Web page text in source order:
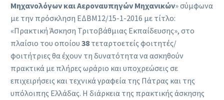
Μηχανολόγων και Αεροναυπηγών Μηχανικών» σύμφωνα
με την πρόσκληση ΕΔΒΜ12/15-1-2016 με τίτλο:
«Πρακτική Άσκηση Τριτοβάθμιας Εκπαίδευσης», στο
πλαίσιο του οποίου 38 τεταρτοετείς φοιτητές/
φοιτήτριες θα έχουν τη δυνατότητα να ασκηθούν
πρακτικά με πλήρες ωράριο και υποχρεώσεις σε
επιχειρήσεις και τεχνικά γραφεία της Πάτρας και της
υπόλοιπης Ελλάδας. Η διάρκεια της πρακτικής άσκησης